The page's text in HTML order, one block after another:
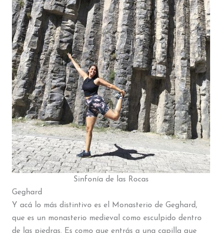
Sinfonía de las Rocas
Geghard
Y acá lo más distintivo es el Monasterio de Geghard,
que es un monasterio medieval como esculpido dentro
de las piedras. Es como que entrás a una capilla que